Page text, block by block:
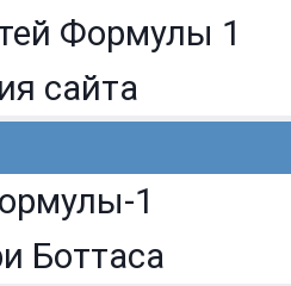
Формулы 1
сайта
1
Боттаса